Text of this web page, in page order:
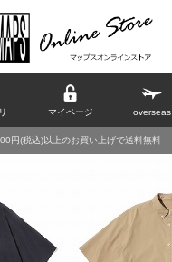
マイページ overseas
円(税込)以上のお買い上げで送料無料